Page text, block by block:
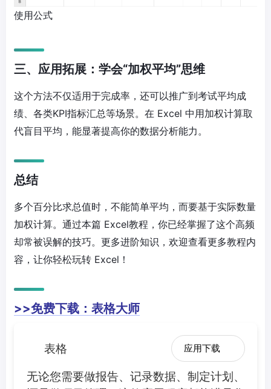
使用公式
三、应用拓展：学会“加权平均”思维
这个方法不仅适用于完成率，还可以推广到考试平均成
绩、各类KPI指标汇总等场景。在 Excel 中用加权计算取
代盲目平均，能显著提高你的数据分析能力。
总结
多个百分比求总值时，不能简单平均，而要基于实际数量
加权计算。通过本篇 Excel教程，你已经掌握了这个高频
却常被误解的技巧。更多进阶知识，欢迎查看更多教程内
容，让你轻松玩转 Excel！
>>免费下载：表格大师
表格 应用下载
无论您需要做报告、记录数据、制定计划、